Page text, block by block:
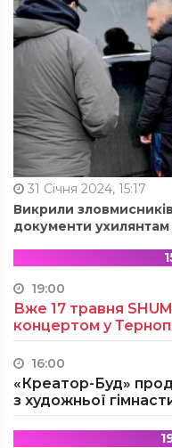
31 Січня 2024, 15:17
Викрили
документи ухилянтам
19:00
Вже 17 травня
концертом у
16:00
«Креатор-Буд»
з художньої